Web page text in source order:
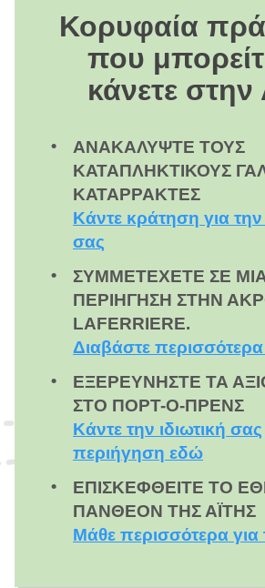
Κορυφαία
που
κάνετε στην
ΑΝΑΚΑΛΎΨΤΕ ΤΟΥΣ
ΚΑΤΑΠΛΗΚΤΙΚΟΎΣ
ΚΑΤΑΡΡΆΚΤΕΣ
Κάντε κράτηση για την
σας
ΣΥΜΜΕΤΈΧΕΤΕ ΣΕ
ΠΕΡΙΉΓΗΣΗ ΣΤΗΝ
LAFERRIERE.
Διαβάστε
ΕΞΕΡΕΥΝΉΣΤΕ ΤΑ
ΣΤΟ ΠΟΡΤ-Ο-ΠΡΕΝΣ
Κάντε την ιδιωτική σας
περιήγηση εδώ
ΕΠΙΣΚΕΦΘΕΊΤΕ ΤΟ
ΠΆΝΘΕΟΝ ΤΗΣ ΑΪΤΉΣ
Μάθε περισσότερα για